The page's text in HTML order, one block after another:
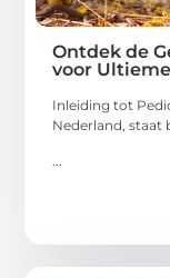
Ontdek de
voor
Inleiding tot
Nederland, staat
...